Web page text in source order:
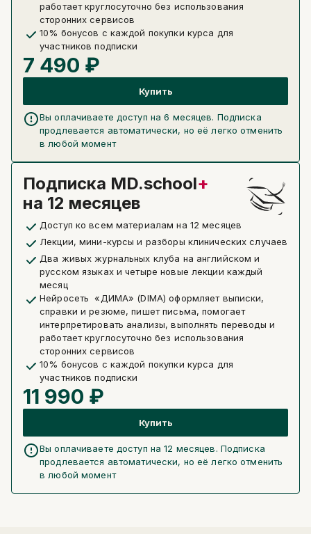
работает круглосуточно без использования
сторонних сервисов
10% бонусов с каждой покупки курса для
участников подписки
7 490 ₽
Купить
Вы оплачиваете доступ на 6 месяцев. Подписка
продлевается автоматически, но её легко отменить
в любой момент
Подписка MD.school+
на 12 месяцев
Доступ ко всем материалам на 12 месяцев
Лекции, мини-курсы и разборы клинических случаев
Два живых журнальных клуба на английском и
русском языках и четыре новые лекции каждый
месяц
Нейросеть «ДИМА» (DIMA) оформляет выписки,
справки и резюме, пишет письма, помогает
интерпретировать анализы, выполнять переводы и
работает круглосуточно без использования
сторонних сервисов
10% бонусов с каждой покупки курса для
участников подписки
11 990 ₽
Купить
Вы оплачиваете доступ на 12 месяцев. Подписка
продлевается автоматически, но её легко отменить
в любой момент